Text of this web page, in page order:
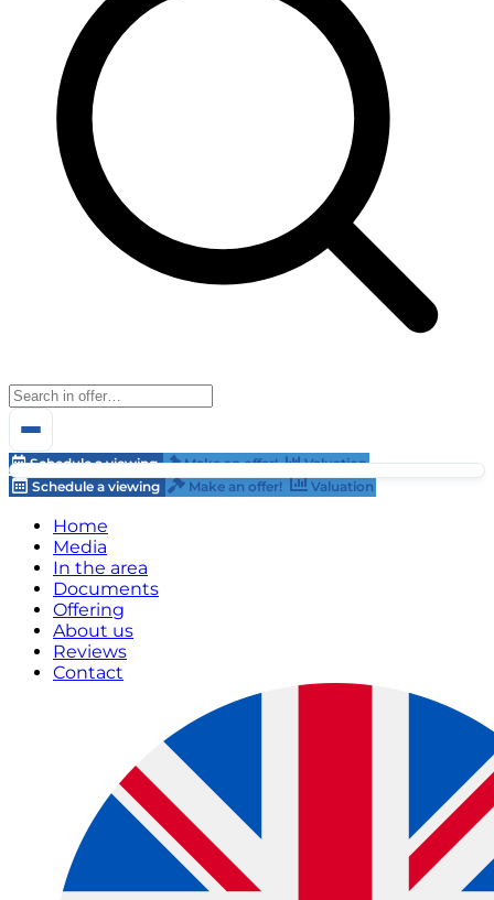
Schedule a viewing Make an offer!
Valuation
Schedule a viewing
Make an offer! Valuation
Home
Media
In the area
Documents
Offering
About us
Reviews
Contact